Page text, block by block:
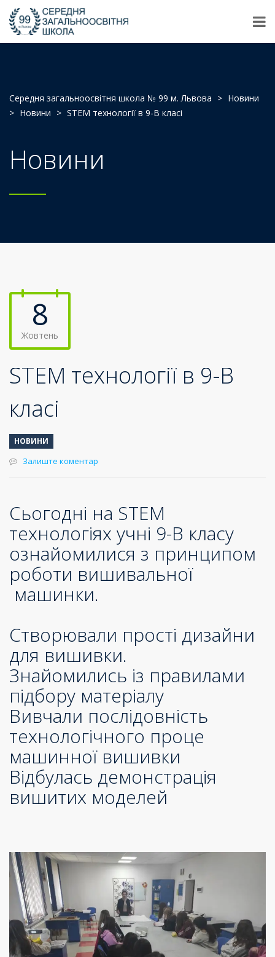
Середня загальноосвітня школа № 99 м. Львова > Новини
> Новини > STEM технології в 9-В класі
Новини
8
Жовтень
STEM технології в 9-В
класі
НОВИНИ
Залиште коментар
Сьогодні на STEM
технологіях учні 9-В класу
ознайомилися з принципом
роботи вишивальної
машинки.
Створювали прості дизайни
для вишивки.
Знайомились із правилами
підбору матеріалу
Вивчали послідовність
технологічного проце
машинної вишивки
Відбулась демонстрація
вишитих моделей